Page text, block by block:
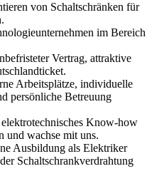
von Schaltschränken für
im Bereich
Vertrag, attraktive
Arbeitsplätze, individuelle
persönliche Betreuung
elektrotechnisches Know-how
und wachse mit uns.
Ausbildung als Elektriker
Schaltschrankverdrahtung